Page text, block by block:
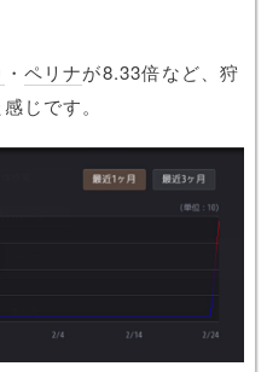
・ ペリナが8.33倍など、狩
じです。